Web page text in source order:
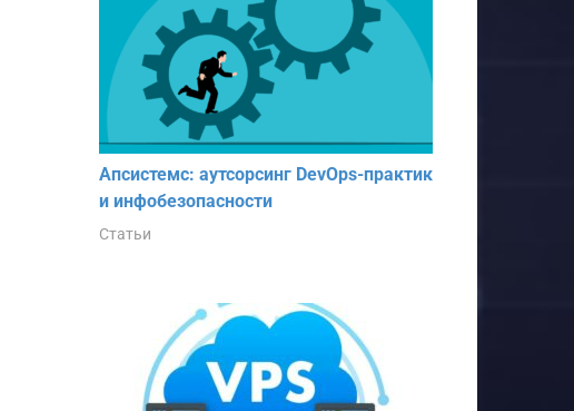
Апсистемс: аутсорсинг DevOps-практик
и инфобезопасности
Статьи